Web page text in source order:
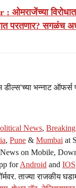
ओमराजेंच्या
परतणार? सगळंच
डील्स'च्या भन्नाट ऑफर्स
News,
, Pune & Mumbai at
on Mobile,
forAndroid and IOS
ताज्या राजकीय